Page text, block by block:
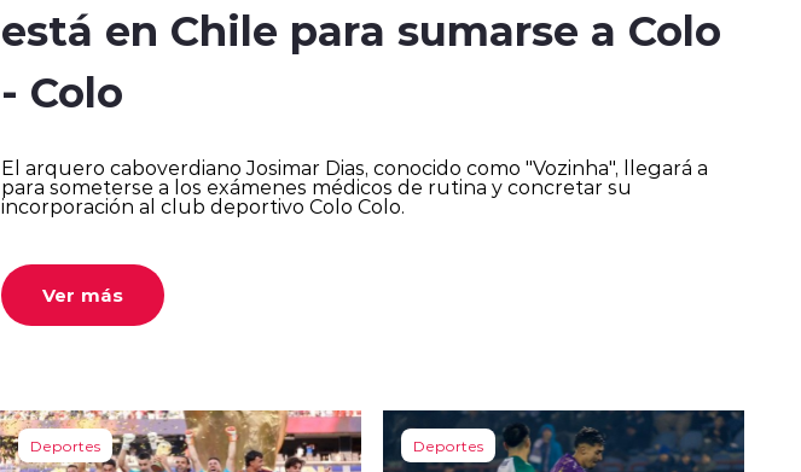
está en Chile para sumarse a Colo
- Colo
El arquero caboverdiano Josimar Dias, conocido como "Vozinha", llegará a
para someterse a los exámenes médicos de rutina y concretar su
incorporación al club deportivo Colo Colo.
Ver más
Deportes Deportes